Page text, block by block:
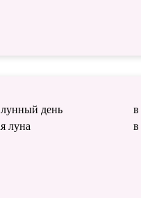
лунный день
луна
в
в